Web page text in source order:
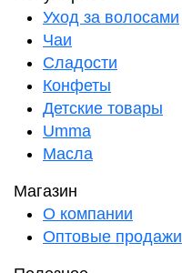
Уход за волосами
Чаи
Сладости
Конфеты
Детские товары
Umma
Масла
Магазин
О компании
Оптовые продажи